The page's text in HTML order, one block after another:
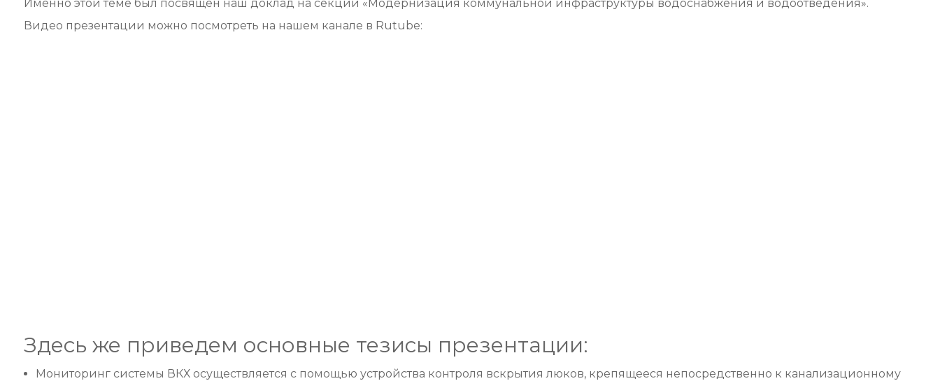
Именно этой теме был посвящен наш доклад на секции «Модернизация коммунальной инфраструктуры водоснабжения и водоотведения».
Видео презентации можно посмотреть на нашем канале в Rutube:
Здесь же приведем основные тезисы презентации:
Мониторинг системы ВКХ осуществляется с помощью устройства контроля вскрытия люков, крепящееся непосредственно к канализационному